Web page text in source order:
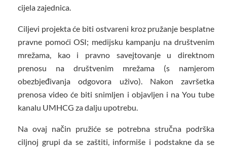
cijela zajednica.
Ciljevi projekta će biti ostvareni kroz pružanje besplatne
pravne pomoći OSI; medijsku kampanju na društvenim
mrežama, kao i pravno savejtovanje u direktnom
prenosu na društvenim mrežama (s namjerom
obezbjeđivanja odgovora uživo). Nakon završetka
prenosa video će biti snimljen i objavljen i na You tube
kanalu UMHCG za dalju upotrebu.
Na ovaj način pružiće se potrebna stručna podrška
ciljnoj grupi da se zaštiti, informiše i podstakne da se